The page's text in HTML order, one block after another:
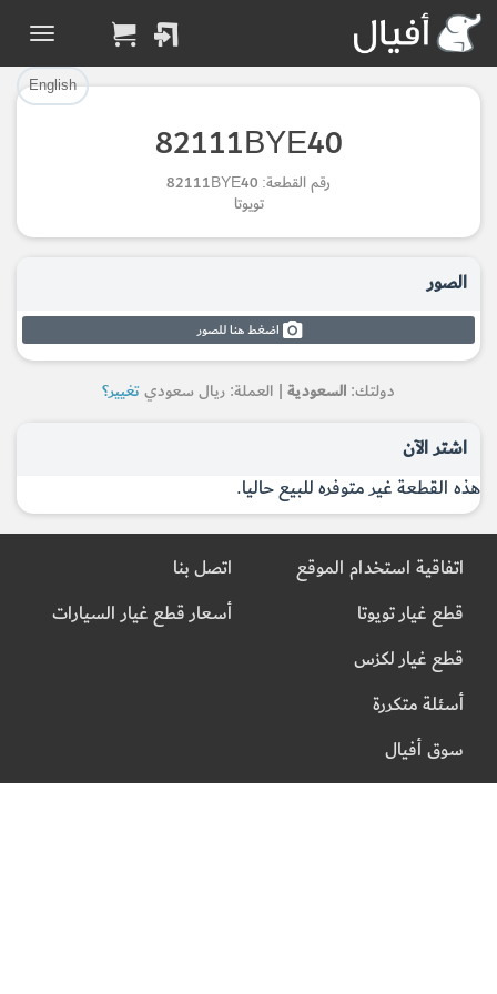
English
82111BYE40
رقم القطعة: 82111BYE40
تويوتا
الصور
اضغط هنا للصور
دولتك: السعودية | العملة: ريال سعوديتغيير؟
اشتر الآن
هذه القطعة غير متوفره للبيع حاليا.
تم إضافة القطعة بنجاح.
الرجوع لصفحة البحث
Part Successfully
Selected
Return to Search Page
تم إضافة القطعة للسلة بنجاح.
إتمام عملية الشراء
Part Added to Cart
Checkout
اتفاقية استخدام الموقع
قطع غيار تويوتا
قطع غيار لكزس
أسئلة متكررة
سوق أفيال
اتصل بنا
أسعار قطع غيار السيارات